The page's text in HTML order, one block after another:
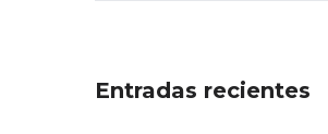
Entradas recientes